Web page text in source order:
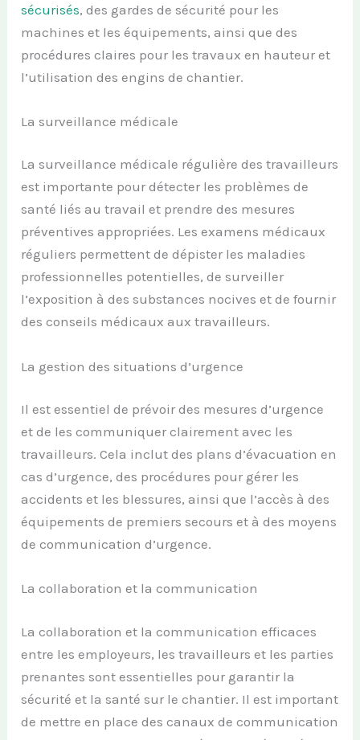
sécurisés, des gardes de sécurité pour les
machines et les équipements, ainsi que des
procédures claires pour les travaux en hauteur et
l’utilisation des engins de chantier.
La surveillance médicale
La surveillance médicale régulière des travailleurs
est importante pour détecter les problèmes de
santé liés au travail et prendre des mesures
préventives appropriées. Les examens médicaux
réguliers permettent de dépister les maladies
professionnelles potentielles, de surveiller
l’exposition à des substances nocives et de fournir
des conseils médicaux aux travailleurs.
La gestion des situations d’urgence
Il est essentiel de prévoir des mesures d’urgence
et de les communiquer clairement avec les
travailleurs. Cela inclut des plans d’évacuation en
cas d’urgence, des procédures pour gérer les
accidents et les blessures, ainsi que l’accès à des
équipements de premiers secours et à des moyens
de communication d’urgence.
La collaboration et la communication
La collaboration et la communication efficaces
entre les employeurs, les travailleurs et les parties
prenantes sont essentielles pour garantir la
sécurité et la santé sur le chantier. Il est important
de mettre en place des canaux de communication